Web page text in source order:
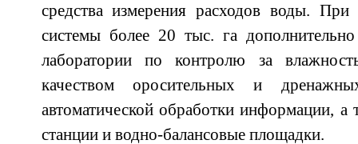
средства измерения расходов воды.
системы более 20 тыс. га дополнительно
лаборатории по контролю за
качеством оросительных и
автоматической обработки информации, а
станции и водно-балансовые площадки.